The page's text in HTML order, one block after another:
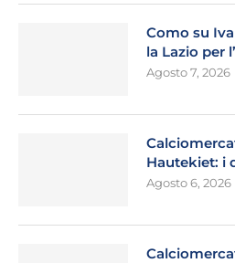
Como su
la Lazio per
Agosto 7, 2026
Hautekiet: i
Agosto 6, 2026